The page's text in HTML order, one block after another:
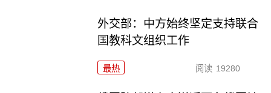
外交部：中方始终坚定支持联合
国教科文组织工作
最热 阅读 19280